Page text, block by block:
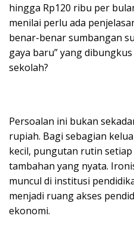
hingga Rp120 ribu per
menilai perlu ada
benar-benar sumbangan
gaya baru” yang
sekolah?
Persoalan ini bukan
rupiah. Bagi sebagian
kecil, pungutan rutin
tambahan yang nyata.
muncul di institusi
menjadi ruang akses
ekonomi.